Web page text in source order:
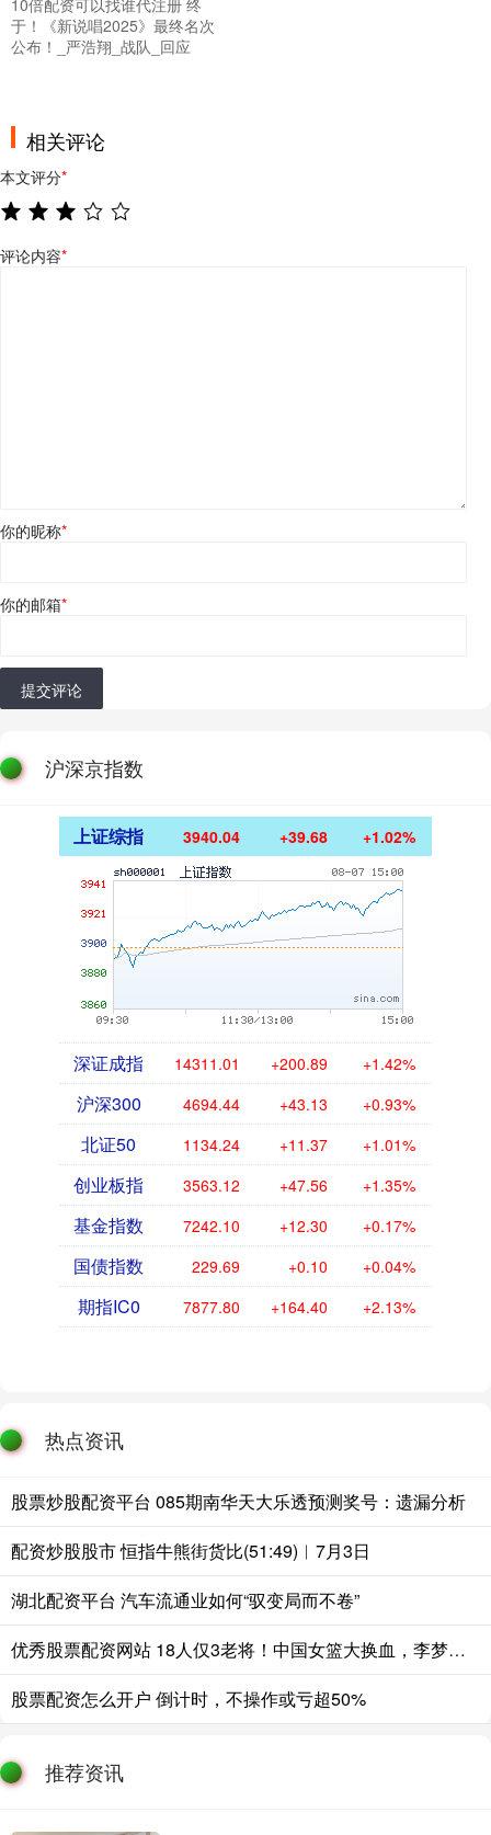
于！《新说唱2025》最终名次
公布！_严浩翔_战队_回应
相关评论
本文评分*
评论内容*
你的昵称*
你的邮箱*
提交评论
沪深京指数
上证综指 3940.04 +39.68 +1.02%
深证成指 14311.01 +200.89 +1.42%
沪深300 4694.44 +43.13 +0.93%
北证50 1134.24 +11.37 +1.01%
创业板指 3563.12 +47.56 +1.35%
基金指数 7242.10 +12.30 +0.17%
国债指数 229.69 +0.10 +0.04%
期指IC0 7877.80 +164.40 +2.13%
热点资讯
股票炒股配资平台 085期南华天大乐透预测奖号：遗漏分析
配资炒股股市 恒指牛熊街货比(51:49)︱7月3日
湖北配资平台 汽车流通业如何“驭变局而不卷”
优秀股票配资网站 18人仅3老将！中国女篮大换血，李梦离队，宫鲁鸣赌2028奥运
股票配资怎么开户 倒计时，不操作或亏超50%
推荐资讯